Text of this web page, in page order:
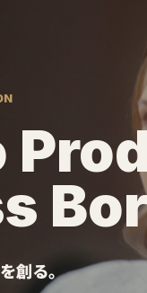
創る。